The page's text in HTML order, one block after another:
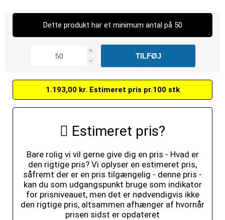
Dette produkt har et minimum antal på 50
i
h
1.193,00 kr. Estimeret pris pr.100 stk
Estimeret pris?
Bare rolig vi vil gerne give dig en pris - Hvad er
den rigtige pris? Vi oplyser en estimeret pris,
såfremt der er en pris tilgængelig - denne pris -
kan du som udgangspunkt bruge som indikator
for prisniveauet, men det er nødvendigvis ikke
den rigtige pris, altsammen afhænger af hvornår
prisen sidst er opdateret